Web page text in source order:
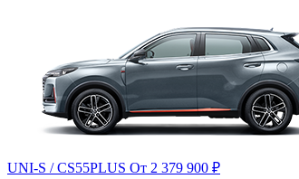
UNI-S / CS55PLUS От 2 379 900 ₽